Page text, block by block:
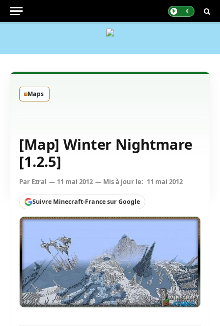
Maps
[Map] Winter Nightmare
[1.2.5]
Par Ezral 11 mai 2012 Mis à jour le: 11 mai 2012
Suivre Minecraft-France sur Google